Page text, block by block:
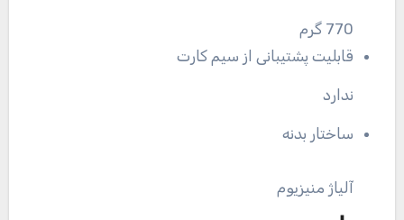
770 گرم
قابلیت پشتیبانی از سیم کارت
ندارد
ساختار بدنه
آلیاژ منیزیوم